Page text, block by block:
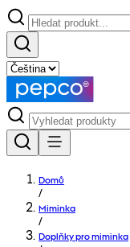
Domů
/
Miminka
/
Doplňky pro miminka